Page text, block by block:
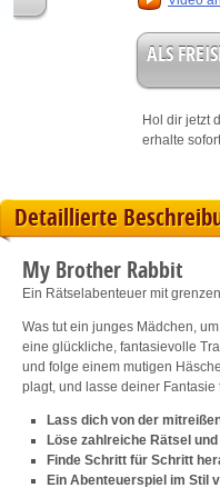
ALS
Hol dir jetzt
erhalte
Detaillierte
My Brother Rabbit
Ein Rätselabenteuer mit
Was tut ein junges Mädchen,
eine glückliche, fantasievolle
und folge einem mutigen
plagt, und lasse deiner Fantasie
Lass dich von der
Löse zahlreiche Rätsel
Finde Schritt für Schritt
Ein Abenteuerspiel im Stil